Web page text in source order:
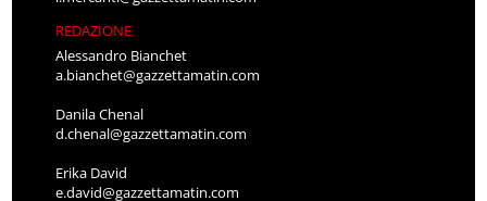
REDAZIONE
Alessandro Bianchet
a.bianchet@gazzettamatin.com
Danila Chenal
d.chenal@gazzettamatin.com
Erika David
e.david@gazzettamatin.com